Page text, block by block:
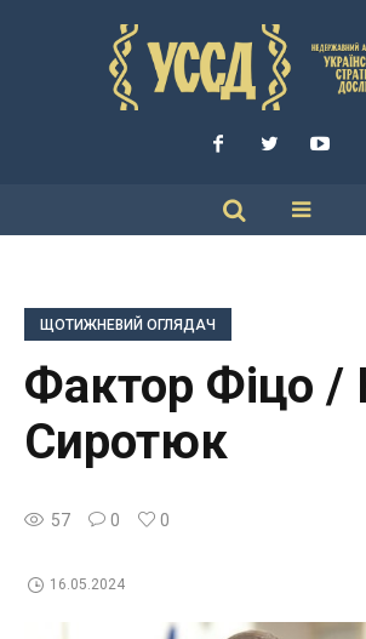
ЩОТИЖНЕВИЙ ОГЛЯДАЧ
Фактор Фіцо /
Сиротюк
57 0 0
16.05.2024